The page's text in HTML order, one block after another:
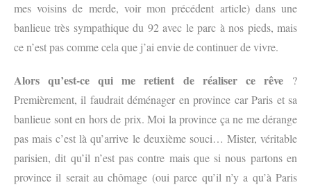
mes voisins de merde, voir mon précédent article) dans une
banlieue très sympathique du 92 avec le parc à nos pieds, mais
ce n’est pas comme cela que j’ai envie de continuer de vivre.
Alors qu’est-ce qui me retient de réaliser ce rêve?
Premièrement, il faudrait déménager en province car Paris et sa
banlieue sont en hors de prix. Moi la province ça ne me dérange
pas mais c’est là qu’arrive le deuxième souci… Mister, véritable
parisien, dit qu’il n’est pas contre mais que si nous partons en
province il serait au chômage (oui parce qu’il n’y a qu’à Paris